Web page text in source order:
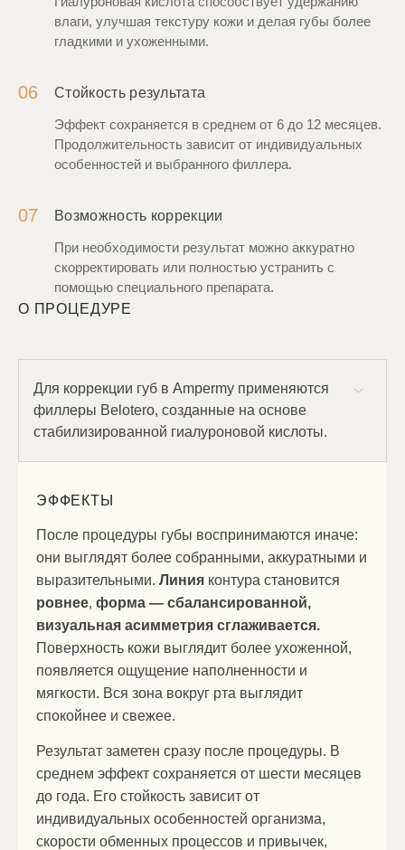
влаги, улучшая текстуру кожи и делая губы более
гладкими и ухоженными.
06 Стойкость результата
Эффект сохраняется в среднем от 6 до 12 месяцев.
Продолжительность зависит от индивидуальных
особенностей и выбранного филлера.
07 Возможность коррекции
При необходимости результат можно аккуратно
скорректировать или полностью устранить с
помощью специального препарата.
ЭФФЕКТЫ
После процедуры губы воспринимаются иначе:
они выглядят более собранными, аккуратными и
выразительными. Линия контура становится
ровнее, форма — сбалансированной,
визуальная асимметрия сглаживается.
Поверхность кожи выглядит более ухоженной,
появляется ощущение наполненности и
мягкости. Вся зона вокруг рта выглядит
спокойнее и свежее.
Результат заметен сразу после процедуры. В
среднем эффект сохраняется от шести месяцев
до года. Его стойкость зависит от
индивидуальных особенностей организма,
скорости обменных процессов и привычек,
О ПРОЦЕДУРЕ
Для коррекции губ в Ampermy применяются
филлеры Belotero, созданные на основе
стабилизированной гиалуроновой кислоты.
гель имеетнеоднородную структуру по
плотности.
Такая структура позволяет материалу
распределяться в тканях мягко и
предсказуемо, без формирования плотных
участков. После введения губы сохраняют
естественную подвижность и однородную
Филлеры этой линейки используются для работы
с объемом, формой и контуром губ, а также для
кожи в зоне коррекции.